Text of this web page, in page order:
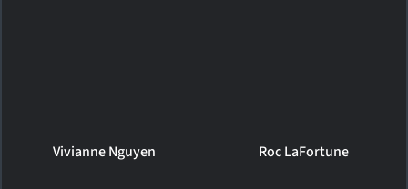
Vivianne Nguyen Roc LaFortune